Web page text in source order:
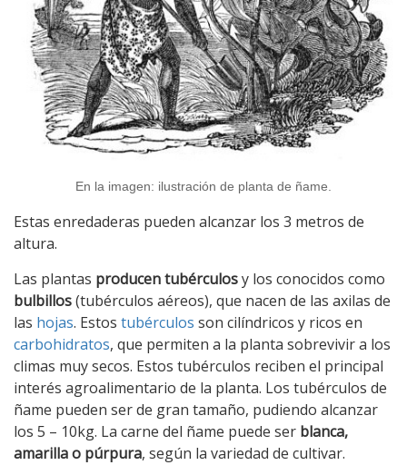
En la imagen: ilustración de planta de ñame.
Estas enredaderas pueden alcanzar los 3 metros de
altura.
Las plantas producen tubérculosy los conocidos como
bulbillos(tubérculos aéreos), que nacen de las axilas de
las hojas. Estos tubérculos son cilíndricos y ricos en
carbohidratos, que permiten a la planta sobrevivir a los
climas muy secos. Estos tubérculos reciben el principal
interés agroalimentario de la planta. Los tubérculos de
ñame pueden ser de gran tamaño, pudiendo alcanzar
los 5 – 10kg. La carne del ñame puede ser blanca,
amarilla o púrpura, según la variedad de cultivar.